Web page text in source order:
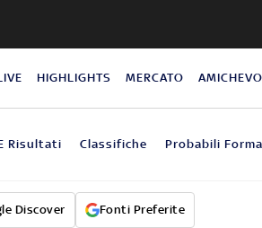
HIGHLIGHTS MERCATO
Risultati Classifiche Probabili
Discover Fonti Preferite